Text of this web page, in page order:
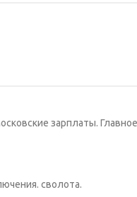
зарплаты.
сволота.